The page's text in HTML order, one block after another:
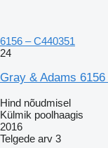
6156 – C440351
24
Gray & Adams
Hind nõudmisel
Külmik poolhaagis
2016
Telgede arv 3